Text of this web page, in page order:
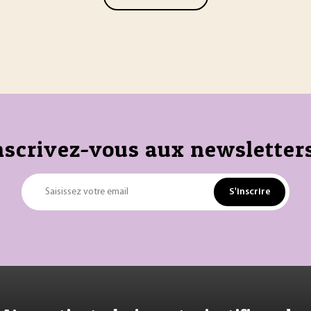
vous aux
Saisissez votre email S'inscrire